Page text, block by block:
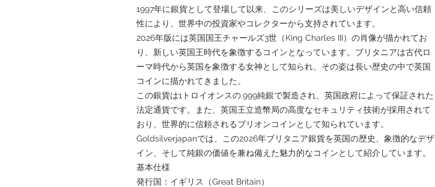
1997年に銀貨として登場して以来、このシリーズは美しいデザインと高い信頼
性により、世界中の投資家やコレクターから支持されています。
2026年版には英国国王チャールズ3世（King Charles III）の肖像が描かれてお
り、新しい英国王時代を象徴するコインとなっています。ブリタニアは古代ロ
ーマ時代から英国を象徴する女神として知られ、その姿は長い歴史の中で英国
コインに描かれてきました。
この銀貨は1トロイオンスの.999純銀で製造され、英国政府によって保証された
法定通貨です。また、英国王立造幣局の高度なセキュリティ技術が採用されて
おり、世界的に信頼されるブリオンコインとして知られています。
Goldsilverjapanでは、この2026年ブリタニア銀貨を英国の歴史、象徴的なデザ
イン、そして純銀の価値を兼ね備えた魅力的なコインとして紹介しています。
基本仕様
発行国：イギリス（Great Britain）